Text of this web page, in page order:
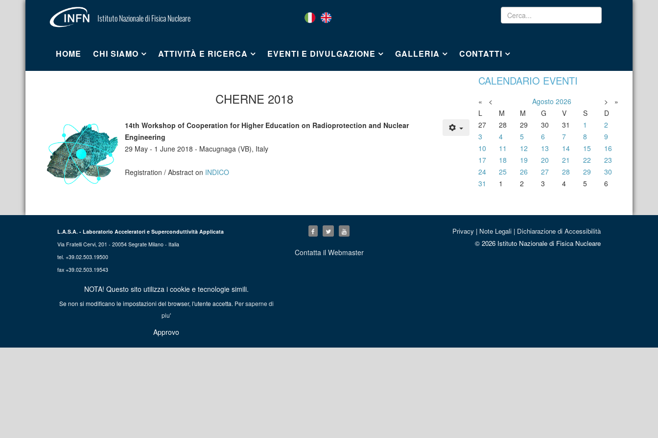
Istituto Nazionale di Fisica Nucleare
HOME CHI SIAMO ATTIVITÀ E RICERCA EVENTI E DIVULGAZIONE GALLERIA CONTATTI
CHERNE 2018
14th Workshop of Cooperation for Higher Education on Radioprotection and Nuclear
Engineering
29 May - 1 June 2018 - Macugnaga (VB), Italy
Registration / Abstract on INDICO
CALENDARIO EVENTI
« < Agosto 2026 >
»
L
M M G V S
D
27
28 29 30 31 1
2
3
4 5 6 7 8
9
10
11 12 13 14 15
16
17
18 19 20 21 22
23
24
25 26 27 28 29
30
31
1 2 3 4 5 6
L.A.S.A. - Laboratorio Acceleratori e Superconduttività Applicata
Via Fratelli Cervi, 201 - 20054 Segrate Milano - Italia
tel. +39.02.503.19500
fax +39.02.503.19543
NOTA! Questo sito utilizza i cookie e tecnologie simili.
Se non si modificano le impostazioni del browser, l'utente accetta. Per saperne di
piu'
Approvo
Contatta il Webmaster
Privacy | Note Legali | Dichiarazione di Accessibilità
© 2026 Istituto Nazionale di Fisica Nucleare